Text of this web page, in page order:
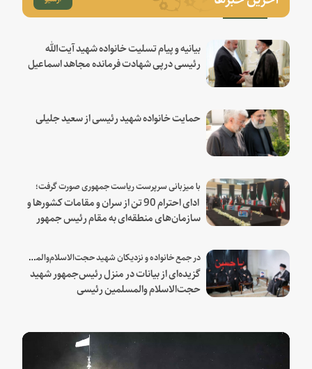
بیانیه و پیام تسلیت خانواده شهید آیت‌الله
رئیسی درپی شهادت فرمانده مجاهد اسماعیل
حمایت خانواده شهید رئیسی از سعید جلیلی
با میزبانی سرپرست ریاست جمهوری صورت گرفت؛
ادای احترام 90 تن از سران و مقامات کشورها و
سازمان‌های منطقه‌ای به مقام رئیس جمهور
در جمع خانواده و نزدیکان شهید حجت‌الاسلام‌والمسلمین رئیسی:
گزیده‌ای از بیانات در منزل رئیس‌جمهور شهید
حجت‌الاسلام والمسلمین رئیسی